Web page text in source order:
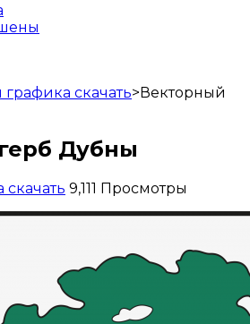
графика скачать>Векторный
Дубны
9,111 Просмотры